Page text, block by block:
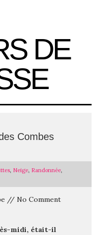
Combes
, Neige, Randonnée,
// No Comment
midi, était-il